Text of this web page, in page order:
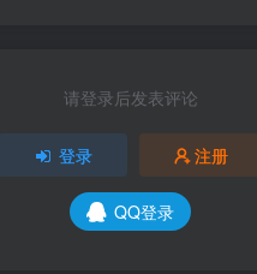
请登录后发表评论
登录 注册
QQ登录